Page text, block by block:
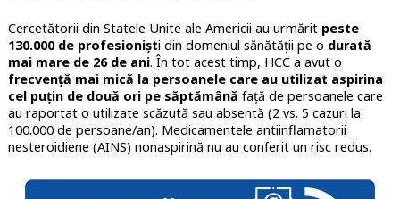
Cercetătorii din Statele Unite ale Americii au urmărit peste
130.000 de profesioniști din domeniul sănătății pe o durată
mai mare de 26 de ani. În tot acest timp, HCC a avut o
frecvență mai mică la persoanele care au utilizat aspirina
cel puțin de două ori pe săptămână față de persoanele care
au raportat o utilizate scăzută sau absentă (2 vs. 5 cazuri la
100.000 de persoane/an). Medicamentele antiinflamatorii
nesteroidiene (AINS) nonaspirină nu au conferit un risc redus.